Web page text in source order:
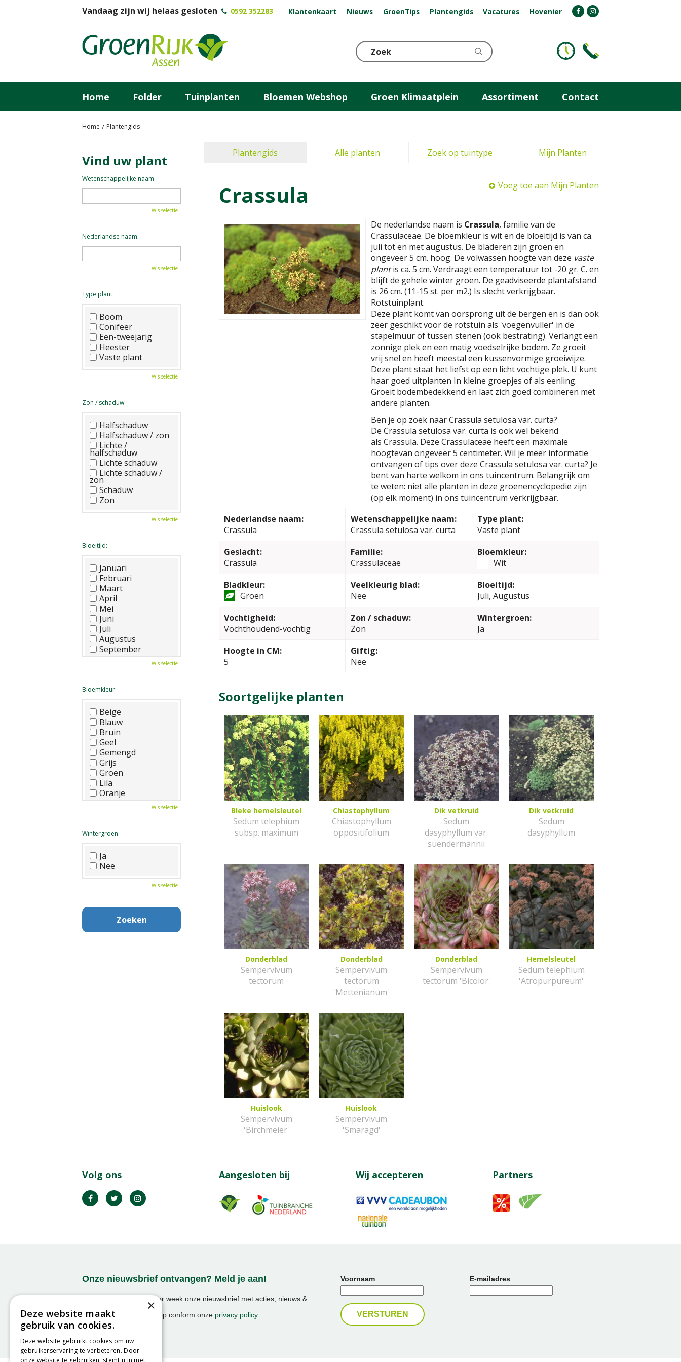
Home Plantengids
Vandaag zijn wij helaas gesloten 0592 352283 Klantenkaart Nieuws GroenTips Plantengids Vacatures Hovenier
Home Folder Tuinplanten Bloemen Webshop Groen Klimaatplein Assortiment Contact
Plantengids Alle planten Zoek op tuintype Mijn Planten
Crassula Voeg toe aan Mijn Planten
De nederlandse naam is Crassula, familie van de
Crassulaceae. De bloemkleur is wit en de bloeitijd is van ca.
juli tot en met augustus. De bladeren zijn groen en
ongeveer 5 cm. hoog. De volwassen hoogte van deze vaste
plantis ca. 5 cm. Verdraagt een temperatuur tot -20 gr. C. en
blijft de gehele winter groen. De geadviseerde plantafstand
is 26 cm. (11-15 st. per m2.) Is slecht verkrijgbaar.
Rotstuinplant.
Deze plant komt van oorsprong uit de bergen en is dan ook
zeer geschikt voor de rotstuin als 'voegenvuller' in de
stapelmuur of tussen stenen (ook bestrating). Verlangt een
zonnige plek en een matig voedselrijke bodem. Ze groeit
vrij snel en heeft meestal een kussenvormige groeiwijze.
Deze plant staat het liefst op een licht vochtige plek. U kunt
haar goed uitplanten In kleine groepjes of als eenling.
Groeit bodembedekkend en laat zich goed combineren met
andere planten.
Ben je op zoek naar Crassula setulosa var. curta?
De Crassula setulosa var. curta is ook wel bekend
als Crassula. Deze Crassulaceae heeft een maximale
hoogtevan ongeveer 5 centimeter. Wil je meer informatie
ontvangen of tips over deze Crassula setulosa var. curta? Je
bent van harte welkom in ons tuincentrum. Belangrijk om
te weten: niet alle planten in deze groenencyclopedie zijn
(op elk moment) in ons tuincentrum verkrijgbaar.
Nederlandse naam:
Crassula
Wetenschappelijke naam:
Crassula setulosa var. curta
Type plant:
Vaste plant
Geslacht:
Crassula
Familie:
Crassulaceae
Bloemkleur:
Wit
Bladkleur:
Groen
Veelkleurig blad:
Nee
Bloeitijd:
Juli, Augustus
Vochtigheid:
Vochthoudend-vochtig
Zon / schaduw:
Zon
Wintergroen:
Ja
Hoogte in CM:
5
Giftig:
Nee
Soortgelijke planten
Bleke hemelsleutel
Sedum telephium
subsp. maximum
Chiastophyllum
Chiastophyllum
oppositifolium
Dik vetkruid
Sedum
dasyphyllum var.
suendermannii
Dik vetkruid
Sedum
dasyphyllum
Donderblad
Sempervivum
tectorum
Donderblad
Sempervivum
tectorum
'Mettenianum'
Donderblad
Sempervivum
tectorum 'Bicolor'
Hemelsleutel
Sedum telephium
'Atropurpureum'
Huislook
Sempervivum
'Birchmeier'
Huislook
Sempervivum
'Smaragd'
Vind uw plant
Wetenschappelijke naam:
Wis selectie
Nederlandse naam:
Wis selectie
Type plant:
Boom
Conifeer
Een-tweejarig
Heester
Vaste plant
Wis selectie
Zon / schaduw:
Halfschaduw
Halfschaduw / zon
Lichte /
halfschaduw
Lichte schaduw
Lichte schaduw /
zon
Schaduw
Zon
Wis selectie
Bloeitijd:
Januari
Februari
Maart
April
Mei
Juni
Juli
Augustus
September
Oktober
Wis selectie
Bloemkleur:
Beige
Blauw
Bruin
Geel
Gemengd
Grijs
Groen
Lila
Oranje
Paars
Wit
Zwart
Wis selectie
Wintergroen:
Ja
Nee
Wis selectie
Volg ons Aangesloten bij Wij accepteren Partners
Onze nieuwsbrief ontvangen? Meld je aan!
Ontvang ongeveer 1x per week onze nieuwsbrief met acties, nieuws &
We slaan uw gegevens op conform onze privacy policy.
Voornaam E-mailadres
×
Deze website maakt
gebruik van cookies.
Deze website gebruikt cookies om uw
gebruikerservaring te verbeteren. Door
onze website te gebruiken, stemt u in met